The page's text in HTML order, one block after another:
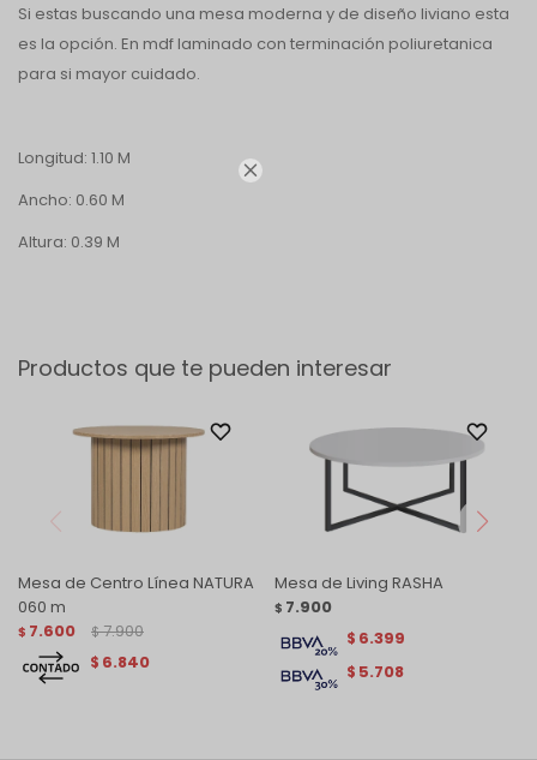

Si estas buscando una mesa moderna y de diseño liviano esta
es la opción. En mdf laminado con terminación poliuretanica
para si mayor cuidado.
Longitud: 1.10 M
Ancho: 0.60 M
Altura: 0.39 M
Productos que te pueden interesar
Mesa de Centro Línea NATURA
060 m
$ 7.600 $ 7.900
$ 6.840
Mesa de Living RASHA
$ 7.900
$ 5.708
$ 6.399